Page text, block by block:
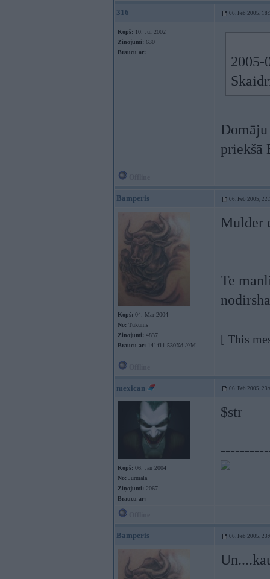
316 06. Feb 2005,
Kopš: 10. Jul 2002
Ziņojumi: 630
Braucu ar:
2005-
priekšā
Bamperis 06. Feb 2005,
Kopš: 04. Mar 2004
No: Tukums
Ziņojumi: 4837
Braucu ar: 14` f11 530Xd ///M
Mulder
Te
[ This
mexican 06. Feb 2005,
Kopš: 06. Jan 2004
No: Jūrmala
Ziņojumi: 2067
Braucu ar:
$str
Bamperis 06. Feb 2005,